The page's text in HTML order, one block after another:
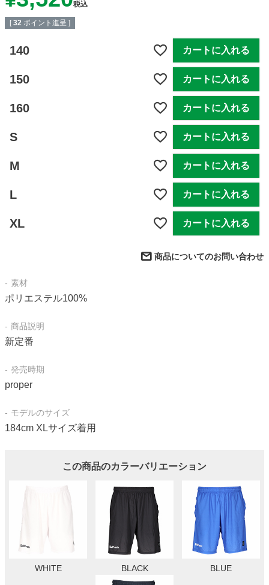
税込
[ 32 ポイント進呈 ]
140 カートに入れる
150 カートに入れる
160 カートに入れる
S カートに入れる
M カートに入れる
L カートに入れる
XL カートに入れる
商品についてのお問い合わせ
素材
ポリエステル100%
商品説明
新定番
発売時期
proper
モデルのサイズ
184cm XLサイズ着用
この商品のカラーバリエーション
WHITE BLACK BLUE